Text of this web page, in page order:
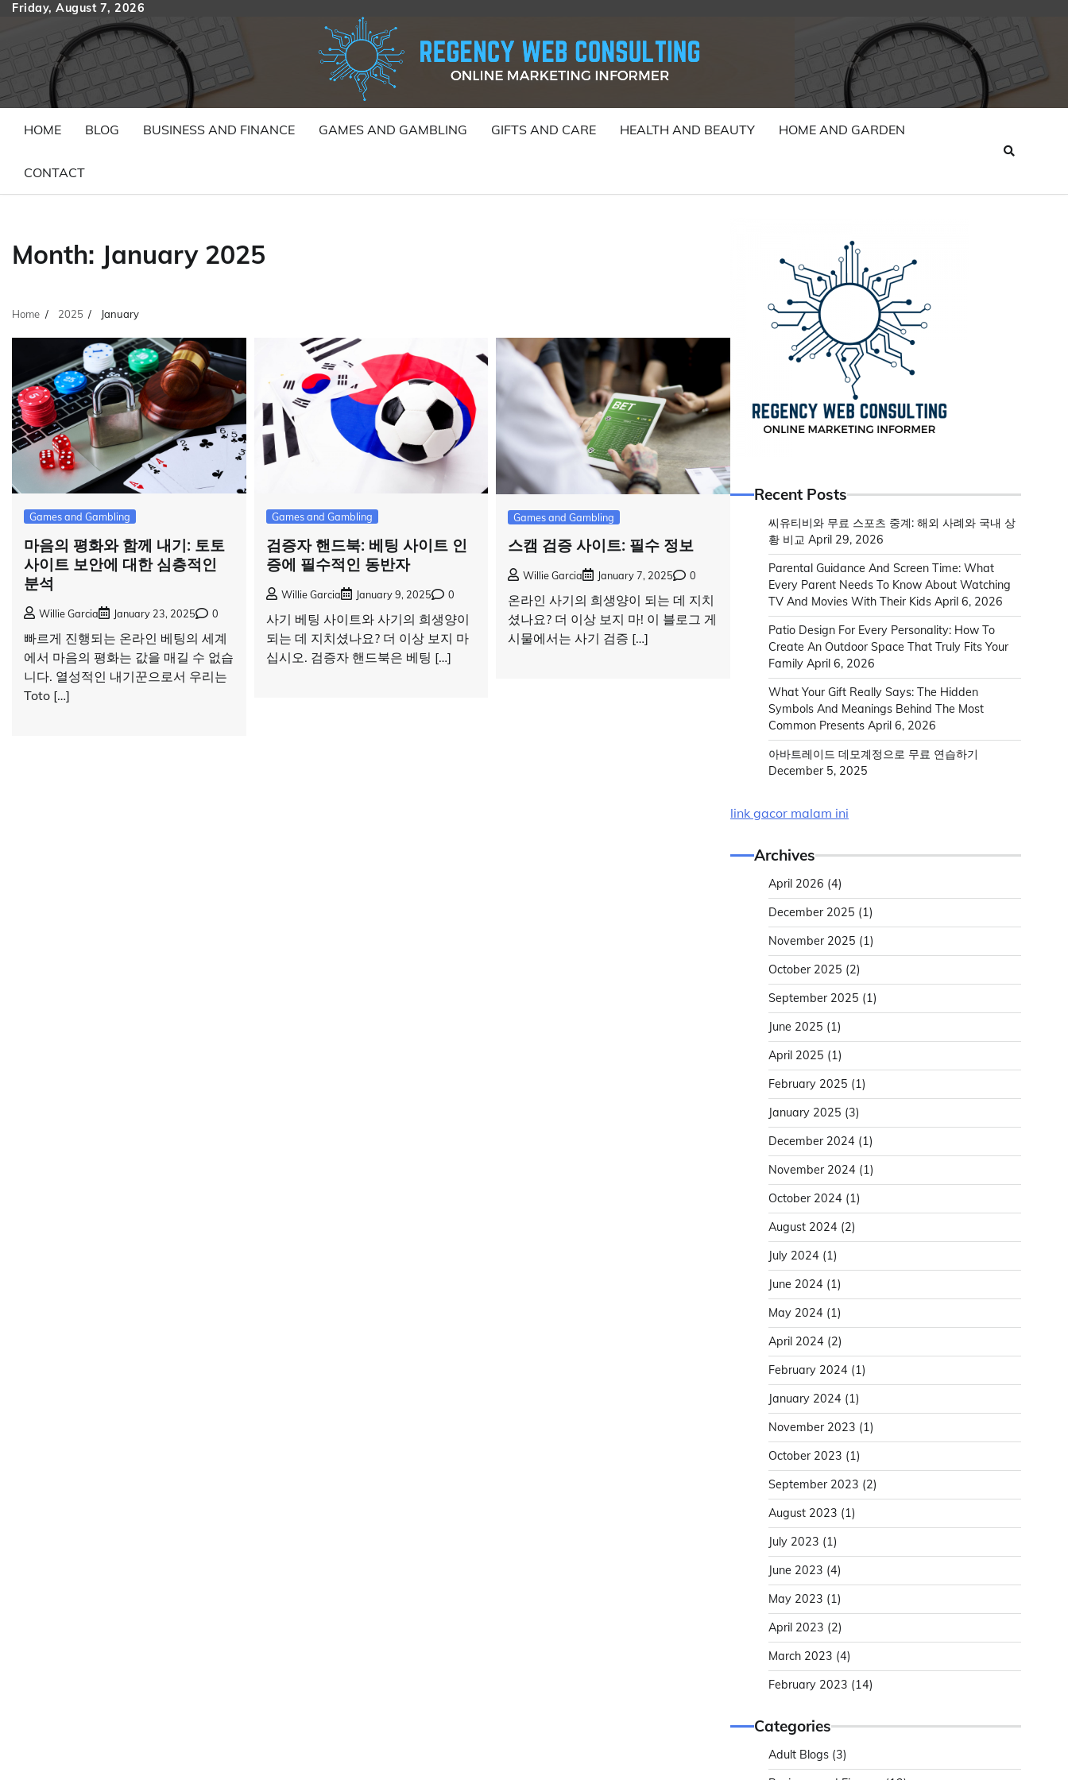
Skip
content
Friday, August 7, 2026
HOME BLOG BUSINESS AND FINANCE GAMES AND GAMBLING GIFTS AND CARE HEALTH AND BEAUTY HOME AND GARDEN
CONTACT
Month: January 2025
Home 2025 January
Games and Gambling
마음의 평화와 함께 내기: 토토
사이트 보안에 대한 심층적인
분석
Willie Garcia January 23, 2025 0
빠르게 진행되는 온라인 베팅의 세계
에서 마음의 평화는 값을 매길 수 없습
니다. 열성적인 내기꾼으로서 우리는
Toto […]
Games and Gambling
검증자 핸드북: 베팅 사이트 인
증에 필수적인 동반자
Willie Garcia January 9, 2025 0
사기 베팅 사이트와 사기의 희생양이
되는 데 지치셨나요? 더 이상 보지 마
십시오. 검증자 핸드북은 베팅 […]
Games and Gambling
스캠 검증 사이트: 필수 정보
Willie Garcia January 7, 2025 0
온라인 사기의 희생양이 되는 데 지치
셨나요? 더 이상 보지 마! 이 블로그 게
시물에서는 사기 검증 […]
Recent Posts
씨유티비와 무료 스포츠 중계: 해외 사례와 국내 상
황 비교 April 29, 2026
Parental Guidance And Screen Time: What
Every Parent Needs To Know About Watching
TV And Movies With Their Kids April 6, 2026
Patio Design For Every Personality: How To
Create An Outdoor Space That Truly Fits Your
Family April 6, 2026
What Your Gift Really Says: The Hidden
Symbols And Meanings Behind The Most
Common Presents April 6, 2026
아바트레이드 데모계정으로 무료 연습하기
December 5, 2025
link gacor malam ini
Archives
April 2026 (4)
December 2025 (1)
November 2025 (1)
October 2025 (2)
September 2025 (1)
June 2025 (1)
April 2025 (1)
February 2025 (1)
January 2025 (3)
December 2024 (1)
November 2024 (1)
October 2024 (1)
August 2024 (2)
July 2024 (1)
June 2024 (1)
May 2024 (1)
April 2024 (2)
February 2024 (1)
January 2024 (1)
November 2023 (1)
October 2023 (1)
September 2023 (2)
August 2023 (1)
July 2023 (1)
June 2023 (4)
May 2023 (1)
April 2023 (2)
March 2023 (4)
February 2023 (14)
Categories
Adult Blogs (3)